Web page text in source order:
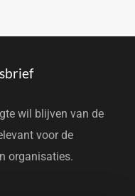
wil blijven van de
voor de
organisaties.